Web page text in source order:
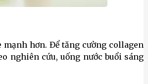
mạnh hơn. Để tăng cường collagen
nghiên cứu, uống nước buổi sáng